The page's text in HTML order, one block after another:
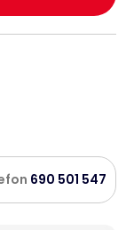
690 501 547